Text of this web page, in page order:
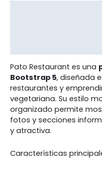
Pato Restaurant es una
Bootstrap 5, diseñada
restaurantes y
vegetariana. Su estilo
organizado permite
fotos y secciones
y atractiva.
Características